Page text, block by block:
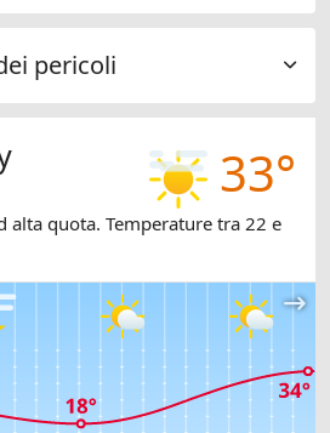
pericoli
33°
alta quota. Temperature tra 22 e